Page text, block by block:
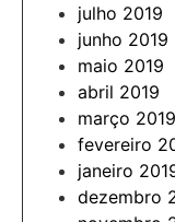
julho 2019
junho 2019
maio 2019
abril 2019
março 2019
fevereiro
janeiro
dezembro